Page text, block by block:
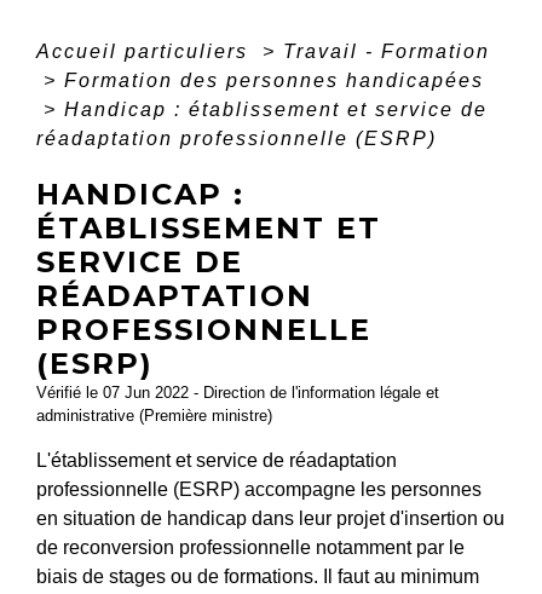
Accueil particuliers > Travail - Formation
> Formation des personnes handicapées
> Handicap : établissement et service de
réadaptation professionnelle (ESRP)
HANDICAP :
ÉTABLISSEMENT ET
SERVICE DE
RÉADAPTATION
PROFESSIONNELLE
(ESRP)
Vérifié le 07 Jun 2022 - Direction de l'information légale et
administrative (Première ministre)
L'établissement et service de réadaptation
professionnelle (ESRP) accompagne les personnes
en situation de handicap dans leur projet d'insertion ou
de reconversion professionnelle notamment par le
biais de stages ou de formations. Il faut au minimum